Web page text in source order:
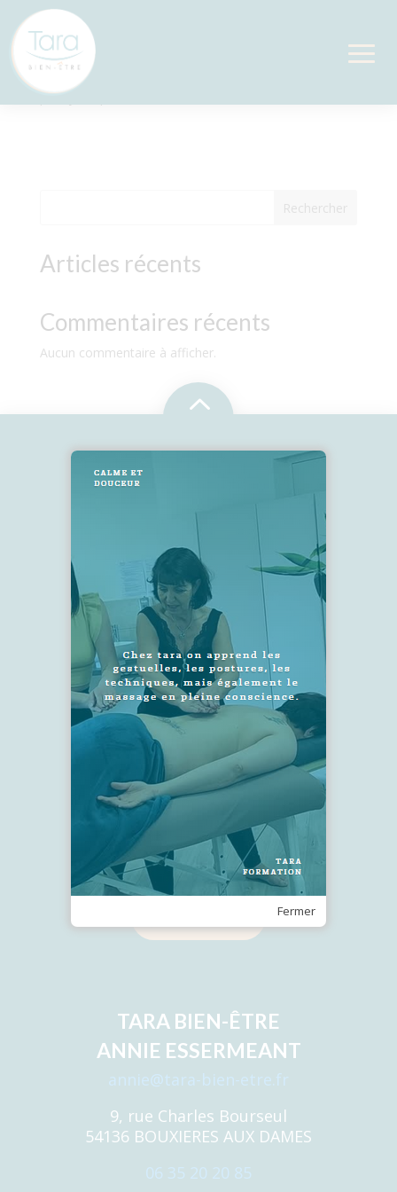
Prénatal
parSylvie
Rechercher
Articles récents
Commentaires récents
Aucun commentaire à afficher.
2
SUIVEZ-NOUS !
Recevez notre Newsletter
TARA BIEN-ÊTRE
ANNIE ESSERMEANT
annie@tara-bien-etre.fr
9, rue Charles Bourseul
54136 BOUXIERES AUX DAMES
06 35 20 20 85
Fermer